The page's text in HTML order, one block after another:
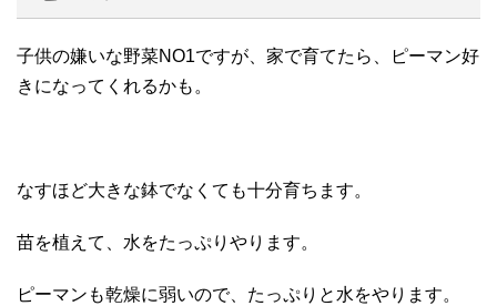
子供の嫌いな野菜NO1ですが、家で育てたら、ピーマン好
きになってくれるかも。
なすほど大きな鉢でなくても十分育ちます。
苗を植えて、水をたっぷりやります。
ピーマンも乾燥に弱いので、たっぷりと水をやります。